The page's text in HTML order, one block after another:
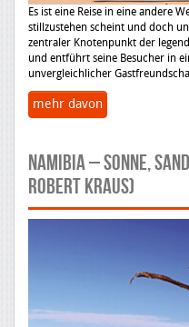
Es ist eine Reise in eine andere
stillzustehen scheint und doch
zentraler Knotenpunkt der
und entführt seine Besucher in
unvergleichlicher
mehr davon
Namibia – Sonne,
Robert Kraus)